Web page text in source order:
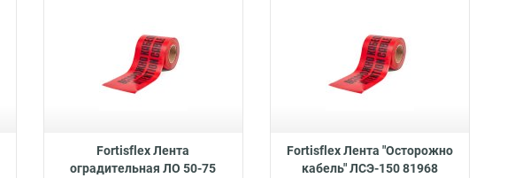
Fortisflex Лента
оградительная ЛО 50-75
Fortisflex Лента "Осторожно
кабель" ЛСЭ-150 81968